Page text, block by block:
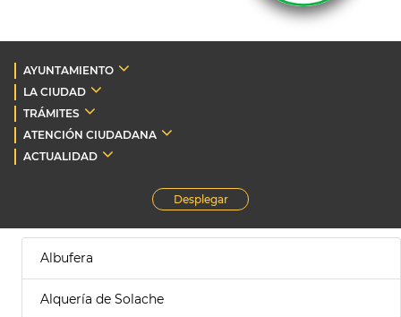
AYUNTAMIENTO
LA CIUDAD
TRÁMITES
ATENCIÓN CIUDADANA
ACTUALIDAD
Desplegar
Albufera
Alquería de Solache